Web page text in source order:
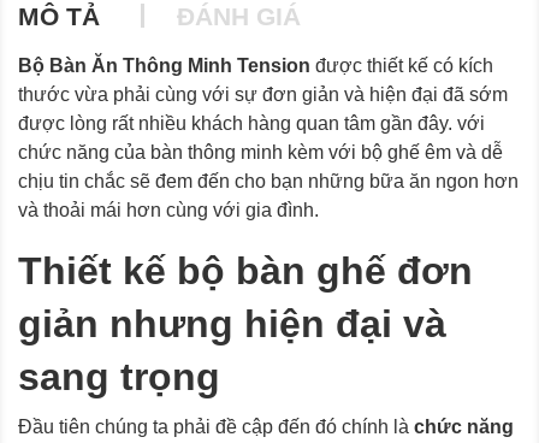
MÔ TẢ ĐÁNH GIÁ
Bộ Bàn Ăn Thông Minh Tension được thiết kế có kích
thước vừa phải cùng với sự đơn giản và hiện đại đã sớm
được lòng rất nhiều khách hàng quan tâm gần đây. với
chức năng của bàn thông minh kèm với bộ ghế êm và dễ
chịu tin chắc sẽ đem đến cho bạn những bữa ăn ngon hơn
và thoải mái hơn cùng với gia đình.
Thiết kế bộ bàn ghế đơn
giản nhưng hiện đại và
sang trọng
Đầu tiên chúng ta phải đề cập đến đó chính là chức năng